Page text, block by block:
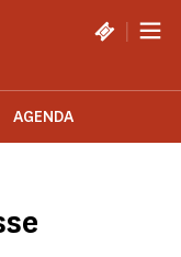
|
AGENDA